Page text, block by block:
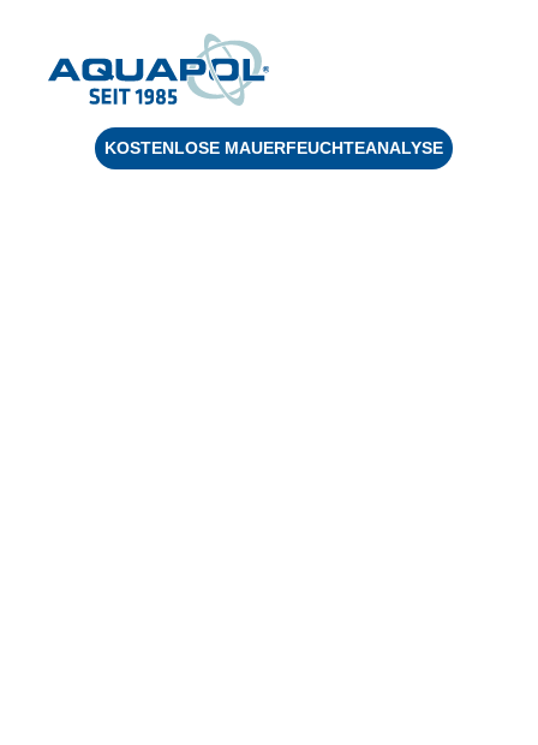
KOSTENLOSE MAUERFEUCHTEANALYSE